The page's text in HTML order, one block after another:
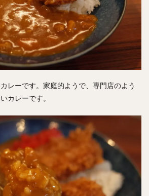
レーです。家庭的ようで、専門店のよう
カレーです。